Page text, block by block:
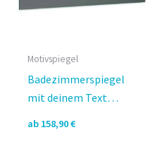
Motivspiegel
Badezimmerspiegel
mit deinem Text
III Design
ab 158,90€